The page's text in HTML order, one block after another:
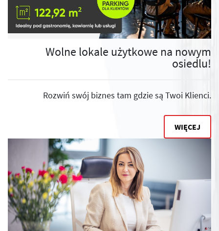
Wolne lokale użytkowe na nowym
osiedlu!
Rozwiń swój biznes tam gdzie są Twoi Klienci.
WIĘCEJ